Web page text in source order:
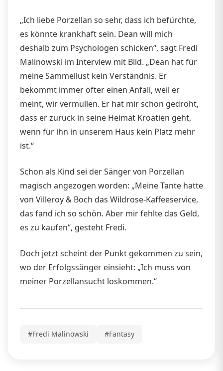
„Ich liebe Porzellan so sehr, dass ich befürchte,
es könnte krankhaft sein. Dean will mich
deshalb zum Psychologen schicken“, sagt Fredi
Malinowski im Interview mit Bild. „Dean hat für
meine Sammellust kein Verständnis. Er
bekommt immer öfter einen Anfall, weil er
meint, wir vermüllen. Er hat mir schon gedroht,
dass er zurück in seine Heimat Kroatien geht,
wenn für ihn in unserem Haus kein Platz mehr
ist.“
Schon als Kind sei der Sänger von Porzellan
magisch angezogen worden: „Meine Tante hatte
von Villeroy & Boch das Wildrose-Kaffeeservice,
das fand ich so schön. Aber mir fehlte das Geld,
es zu kaufen“, gesteht Fredi.
Doch jetzt scheint der Punkt gekommen zu sein,
wo der Erfolgssänger einsieht: „Ich muss von
meiner Porzellansucht loskommen.“
#Fredi Malinowski #Fantasy